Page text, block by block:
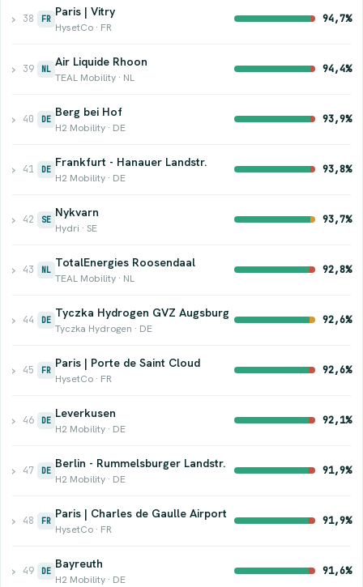
› 38 FR
Paris | Vitry
HysetCo · FR
94,7%
› 39 NL
Air Liquide Rhoon
TEAL Mobility · NL
94,4%
› 40 DE
Berg bei Hof
H2 Mobility · DE
93,9%
› 41 DE
Frankfurt - Hanauer Landstr.
H2 Mobility · DE
93,8%
› 42 SE
Nykvarn
Hydri · SE
93,7%
› 43 NL
TotalEnergies Roosendaal
TEAL Mobility · NL
92,8%
› 44 DE
Tyczka Hydrogen GVZ Augsburg
Tyczka Hydrogen · DE
92,6%
› 45 FR
Paris | Porte de Saint Cloud
HysetCo · FR
92,6%
› 46 DE
Leverkusen
H2 Mobility · DE
92,1%
› 47 DE
Berlin - Rummelsburger Landstr.
H2 Mobility · DE
91,9%
› 48 FR
Paris | Charles de Gaulle Airport
HysetCo · FR
91,9%
› 49 DE
Bayreuth
H2 Mobility · DE
91,6%